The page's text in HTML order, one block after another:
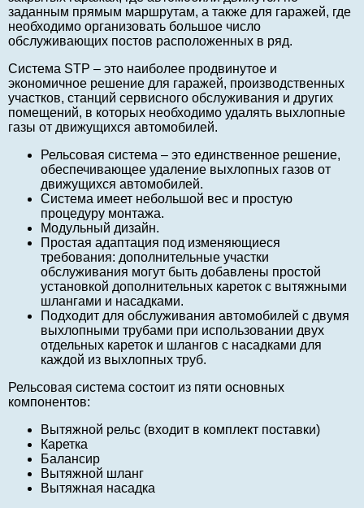
заданным прямым маршрутам, а также для гаражей, где
необходимо организовать большое число
обслуживающих постов расположенных в ряд.
Система STP – это наиболее продвинутое и
экономичное решение для гаражей, производственных
участков, станций сервисного обслуживания и других
помещений, в которых необходимо удалять выхлопные
газы от движущихся автомобилей.
Рельсовая система – это единственное решение,
обеспечивающее удаление выхлопных газов от
движущихся автомобилей.
Система имеет небольшой вес и простую
процедуру монтажа.
Модульный дизайн.
Простая адаптация под изменяющиеся
требования: дополнительные участки
обслуживания могут быть добавлены простой
установкой дополнительных кареток с вытяжными
шлангами и насадками.
Подходит для обслуживания автомобилей с двумя
выхлопными трубами при использовании двух
отдельных кареток и шлангов с насадками для
каждой из выхлопных труб.
Рельсовая система состоит из пяти основных
компонентов:
Вытяжной рельс (входит в комплект поставки)
Каретка
Балансир
Вытяжной шланг
Вытяжная насадка